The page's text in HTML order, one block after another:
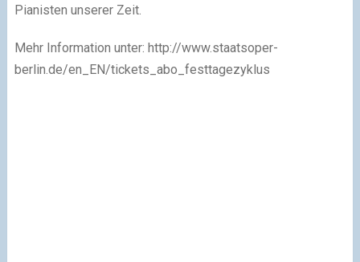
Pianisten unserer Zeit.
Mehr Information unter: http://www.staatsoper-
berlin.de/en_EN/tickets_abo_festtagezyklus